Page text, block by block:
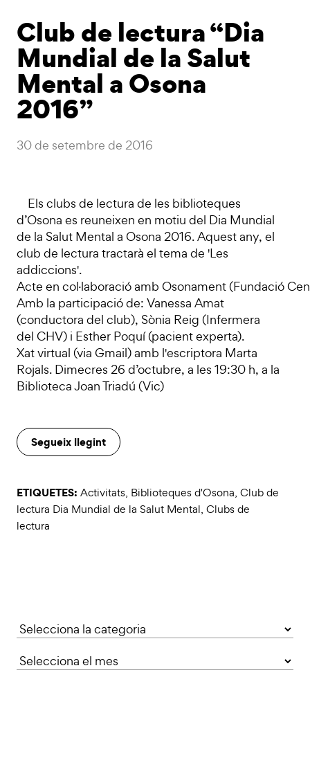
Club de lectura “Dia
Mundial de la Salut
Mental a Osona
2016”
30 de setembre de 2016
Els clubs de lectura de les biblioteques
d’Osona es reuneixen en motiu del Dia Mundial
de la Salut Mental a Osona 2016. Aquest any, el
club de lectura tractarà el tema de 'Les
addiccions'.
Acte en col·laboració amb Osonament (Fundació
Amb la participació de: Vanessa Amat
(conductora del club), Sònia Reig (Infermera
del CHV) i Esther Poquí (pacient experta).
Xat virtual (via Gmail) amb l'escriptora Marta
Rojals. Dimecres 26 d’octubre, a les 19:30 h, a la
Biblioteca Joan Triadú (Vic)
Segueix llegint
ETIQUETES: Activitats, Biblioteques d'Osona, Club de
lectura Dia Mundial de la Salut Mental, Clubs de
lectura
Categories